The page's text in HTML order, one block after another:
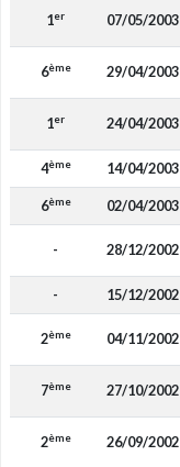
1er 07/05/2003
6ème 29/04/2003
1er 24/04/2003
4ème 14/04/2003
6ème 02/04/2003
- 28/12/2002
- 15/12/2002
2ème 04/11/2002
7ème 27/10/2002
2ème 26/09/2002